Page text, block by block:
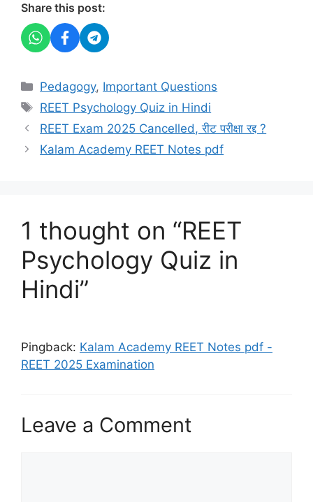
Share this post:
Categories
Pedagogy, Important Questions
Tags
REET Psychology Quiz in Hindi
REET Exam 2025 Cancelled, रीट परीक्षा रद्द ?
Kalam Academy REET Notes pdf
1 thought on “REET
Psychology Quiz in
Hindi”
Pingback: Kalam Academy REET Notes pdf -
REET 2025 Examination
Leave a Comment